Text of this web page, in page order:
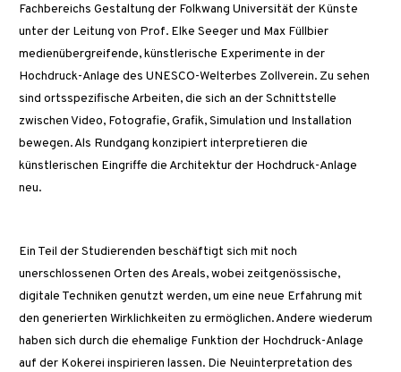
Fachbereichs Gestaltung der Folkwang Universität der Künste
unter der Leitung von Prof. Elke Seeger und Max Füllbier
medienübergreifende, künstlerische Experimente in der
Hochdruck-Anlage des UNESCO-Welterbes Zollverein. Zu sehen
sind ortsspezifische Arbeiten, die sich an der Schnittstelle
zwischen Video, Fotografie, Grafik, Simulation und Installation
bewegen. Als Rundgang konzipiert interpretieren die
künstlerischen Eingriffe die Architektur der Hochdruck-Anlage
neu.
Ein Teil der Studierenden beschäftigt sich mit noch
unerschlossenen Orten des Areals, wobei zeitgenössische,
digitale Techniken genutzt werden, um eine neue Erfahrung mit
den generierten Wirklichkeiten zu ermöglichen. Andere wiederum
haben sich durch die ehemalige Funktion der Hochdruck-Anlage
auf der Kokerei inspirieren lassen. Die Neuinterpretation des